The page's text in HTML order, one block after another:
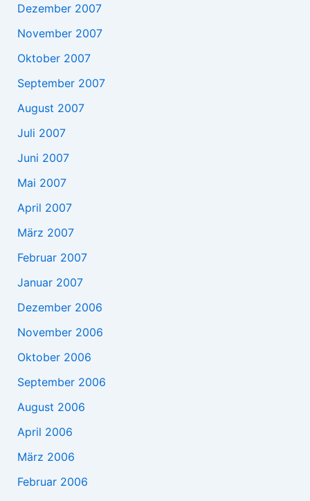
Dezember 2007
November 2007
Oktober 2007
September 2007
August 2007
Juli 2007
Juni 2007
Mai 2007
April 2007
März 2007
Februar 2007
Januar 2007
Dezember 2006
November 2006
Oktober 2006
September 2006
August 2006
April 2006
März 2006
Februar 2006